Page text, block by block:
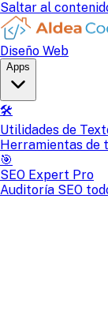
Saltar al
Diseño Web
Apps
🛠️
Utilidades de
Herramientas de
🎯
SEO Expert Pro
Auditoría SEO